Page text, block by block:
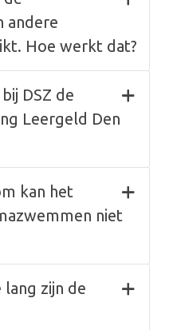
andere
Hoe werkt dat?
DSZ de
Leergeld Den
kan het
niet
lang zijn de